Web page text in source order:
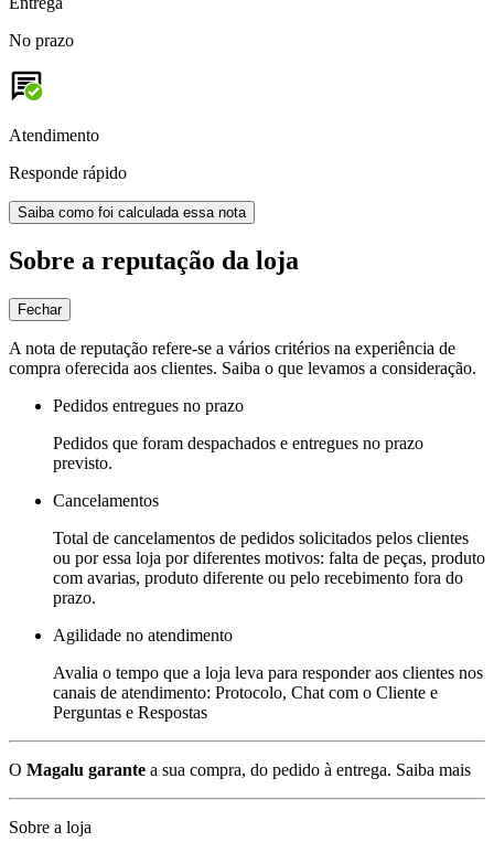
No prazo
Atendimento
Responde rápido
Saiba como foi calculada essa nota
Sobre a reputação da loja
Fechar
A nota de reputação refere-se a vários critérios na experiência de
compra oferecida aos clientes. Saiba o que levamos a consideração.
Pedidos entregues no prazo
Pedidos que foram despachados e entregues no prazo
previsto.
Cancelamentos
Total de cancelamentos de pedidos solicitados pelos clientes
ou por essa loja por diferentes motivos: falta de peças, produto
com avarias, produto diferente ou pelo recebimento fora do
prazo.
Agilidade no atendimento
Avalia o tempo que a loja leva para responder aos clientes nos
canais de atendimento: Protocolo, Chat com o Cliente e
Perguntas e Respostas
O Magalu garante a sua compra, do pedido à entrega. Saiba mais
Sobre a loja